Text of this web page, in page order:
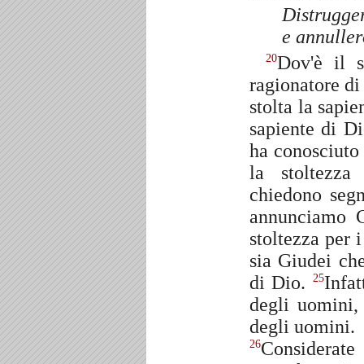
e
20Dov'è il
ragionatore
stolta la
sapiente di
ha
la
chiedono
annunciamo
stoltezza per
sia Giudei
di Dio.
25
degli
degli uomini.
26